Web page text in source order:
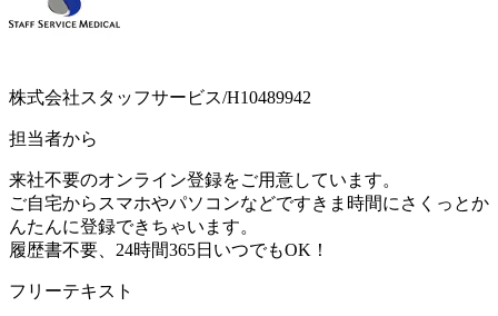
株式会社スタッフサービス/H10489942
担当者から
来社不要のオンライン登録をご用意しています。
ご自宅からスマホやパソコンなどですきま時間にさくっとか
んたんに登録できちゃいます。
履歴書不要、24時間365日いつでもOK！
フリーテキスト